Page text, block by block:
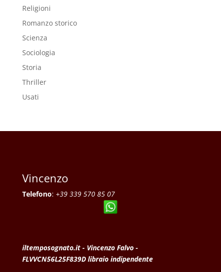
Religioni
Romanzo storico
Scienza
Sociologia
Storia
Thriller
Usati
Vincenzo
Telefono: +39 339 570 85 07
iltemposognato.it - Vincenzo Falvo -
FLVVCN56L25F839D libraio indipendente